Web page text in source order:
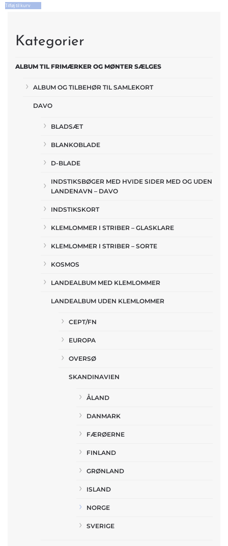
Tilføj til kurv
Kategorier
ALBUM TIL FRIMÆRKER OG MØNTER SÆLGES
ALBUM OG TILBEHØR TIL SAMLEKORT
DAVO
BLADSÆT
BLANKOBLADE
D-BLADE
INDSTIKSBØGER MED HVIDE SIDER MED OG UDEN
LANDENAVN – DAVO
INDSTIKSKORT
KLEMLOMMER I STRIBER – GLASKLARE
KLEMLOMMER I STRIBER – SORTE
KOSMOS
LANDEALBUM MED KLEMLOMMER
LANDEALBUM UDEN KLEMLOMMER
CEPT/FN
EUROPA
OVERSØ
SKANDINAVIEN
ÅLAND
DANMARK
FÆRØERNE
FINLAND
GRØNLAND
ISLAND
NORGE
SVERIGE